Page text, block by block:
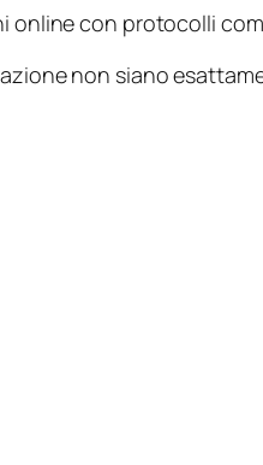
con protocolli
non siano